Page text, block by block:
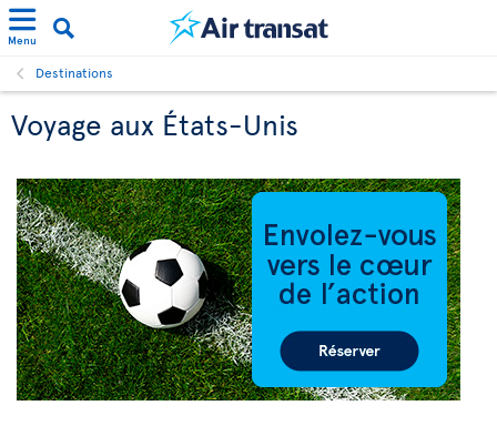
Menu
Destinations
Voyage aux États-Unis